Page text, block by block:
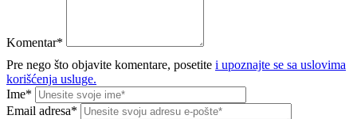
Komentar*
Pre nego što objavite komentare, posetite i upoznajte se sa uslovima
korišćenja usluge.
Ime*
Email adresa*